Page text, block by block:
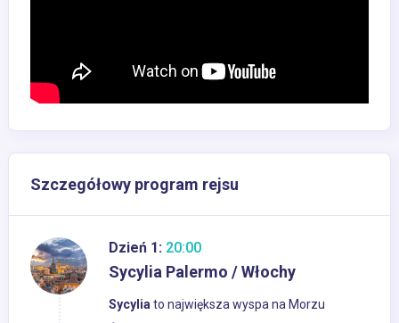
Szczegółowy program rejsu
Dzień 1: 20:00
Sycylia Palermo / Włochy
Sycyliato największa wyspa na Morzu